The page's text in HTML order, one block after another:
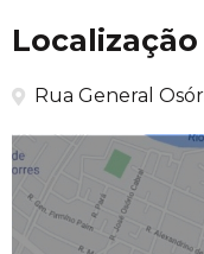
Localização
Rua General